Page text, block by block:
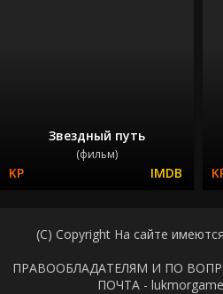
Звездный путь
(фильм)
(C) Copyright На сайте
ПРАВООБЛАДАТЕЛЯМ И ПО
ПОЧТА -